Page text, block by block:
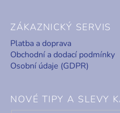
ZÁKAZNICKÝ SERVIS
Platba a doprava
Obchodní a dodací podmínky
Osobní údaje (GDPR)
NOVÉ TIPY A SLEVY